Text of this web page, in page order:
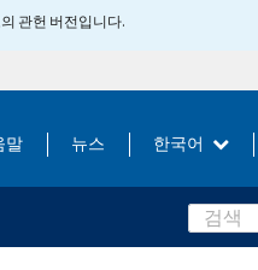
관헌 버전입니다.
말 뉴스 한국어
Search